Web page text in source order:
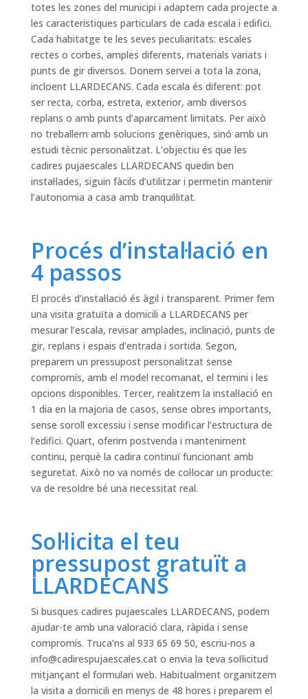
totes les zones del municipi i adaptem cada projecte a
les caracteristiques particulars de cada escala i edifici.
Cada habitatge te les seves peculiaritats: escales
rectes o corbes, amples diferents, materials variats i
punts de gir diversos. Donem servei a tota la zona,
incloent LLARDECANS. Cada escala és diferent: pot
ser recta, corba, estreta, exterior, amb diversos
replans o amb punts d’aparcament limitats. Per això
no treballem amb solucions genèriques, sinó amb un
estudi tècnic personalitzat. L’objectiu és que les
cadires pujaescales LLARDECANS quedin ben
instal·lades, siguin fàcils d’utilitzar i permetin mantenir
l’autonomia a casa amb tranquil·litat.
Procés d’instal·lació en
4 passos
El procés d’instal·lació és àgil i transparent. Primer fem
una visita gratuïta a domicili a LLARDECANS per
mesurar l’escala, revisar amplades, inclinació, punts de
gir, replans i espais d’entrada i sortida. Segon,
preparem un pressupost personalitzat sense
compromís, amb el model recomanat, el termini i les
opcions disponibles. Tercer, realitzem la instal·lació en
1 dia en la majoria de casos, sense obres importants,
sense soroll excessiu i sense modificar l’estructura de
l’edifici. Quart, oferim postvenda i manteniment
continu, perquè la cadira continuï funcionant amb
seguretat. Això no va només de col·locar un producte:
va de resoldre bé una necessitat real.
Sol·licita el teu
pressupost gratuït a
LLARDECANS
Si busques cadires pujaescales LLARDECANS, podem
ajudar-te amb una valoració clara, ràpida i sense
compromís. Truca’ns al 933 65 69 50, escriu-nos a
info@cadirespujaescales.cato envia la teva sol·licitud
mitjançant el formulari web. Habitualment organitzem
la visita a domicili en menys de 48 hores i preparem el